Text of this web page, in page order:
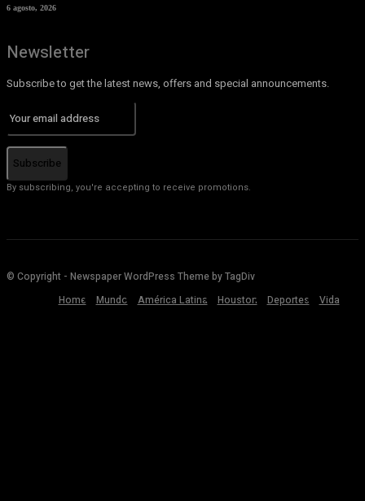
6 agosto, 2026
Newsletter
Subscribe to get the latest news, offers and special announcements.
Subscribe
By subscribing, you're accepting to receive promotions.
© Copyright - Newspaper WordPress Theme by TagDiv
Home
Mundo América Latina Houston Deportes Vida